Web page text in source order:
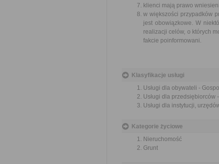
klienci mają prawo
w większości przypadków
jest obowiązkowe. W
realizacji celów, o których
fakcie poinformowani.
Klasyfikacje usługi
Usługi dla obywateli -
Usługi dla
Usługi dla instytucji,
Kategorie życiowe
Nieruchomość
Grunt